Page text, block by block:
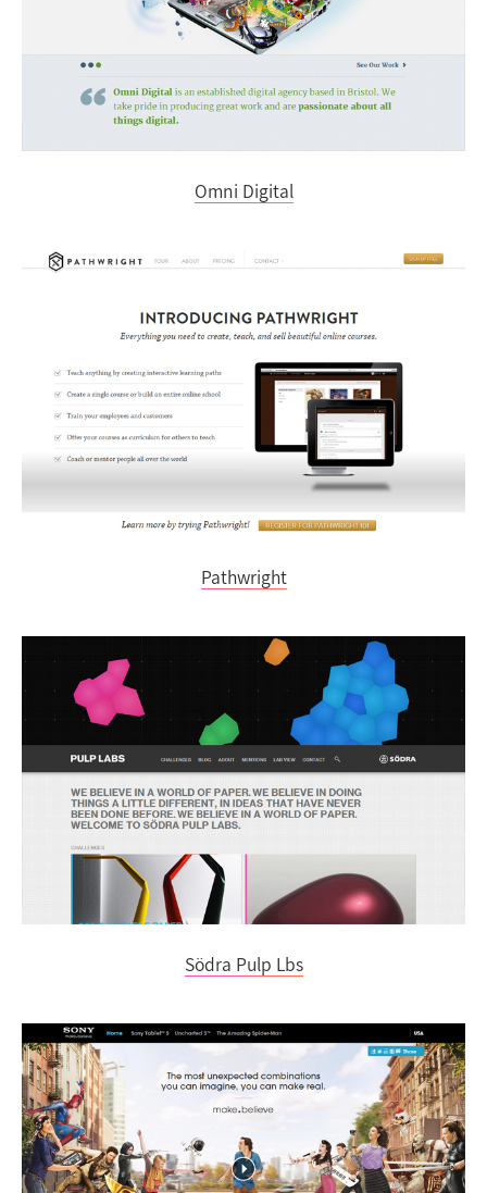
Omni Digital
Pathwright
Södra Pulp Lbs